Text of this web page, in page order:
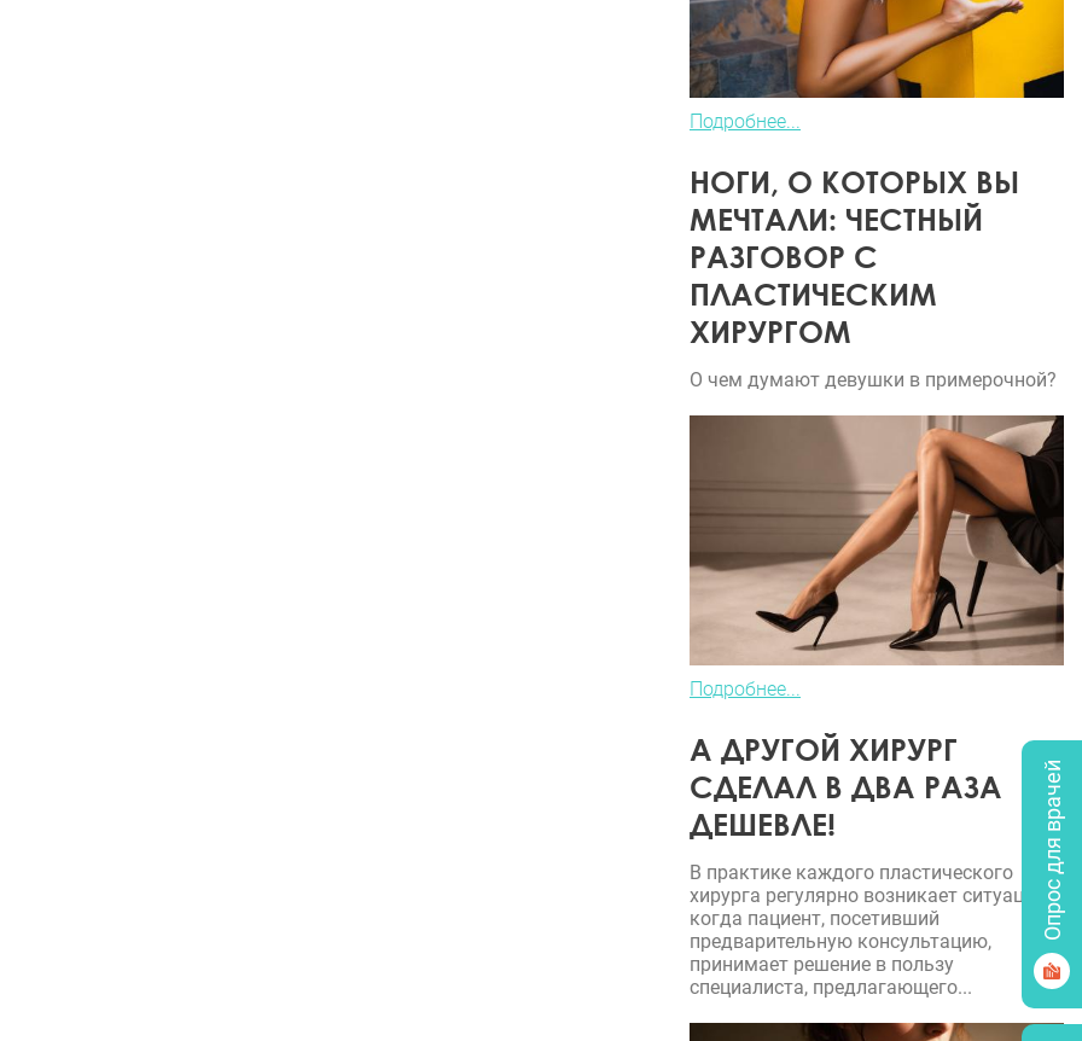
Подробнее...
НОГИ, О КОТОРЫХ ВЫ
МЕЧТАЛИ: ЧЕСТНЫЙ
РАЗГОВОР С
ПЛАСТИЧЕСКИМ
ХИРУРГОМ
О чем думают девушки в примерочной?
Подробнее...
А ДРУГОЙ ХИРУРГ
СДЕЛАЛ В ДВА РАЗА
ДЕШЕВЛЕ!
В практике каждого пластического
хирурга регулярно возникает ситуация,
когда пациент, посетивший
предварительную консультацию,
принимает решение в пользу
специалиста, предлагающего...
Опрос для врачей